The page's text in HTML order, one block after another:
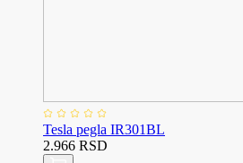
Tesla pegla IR301BL
2.966 RSD